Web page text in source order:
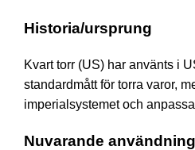
Historia/ursprung
Kvart torr (US) har använts i
standardmått för torra varor,
imperialsystemet och
Nuvarande användning